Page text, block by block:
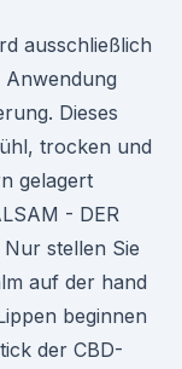
ausschließlich
Dieses
trocken und
gelagert
- DER
Nur stellen Sie
auf der hand
beginnen
der CBD-